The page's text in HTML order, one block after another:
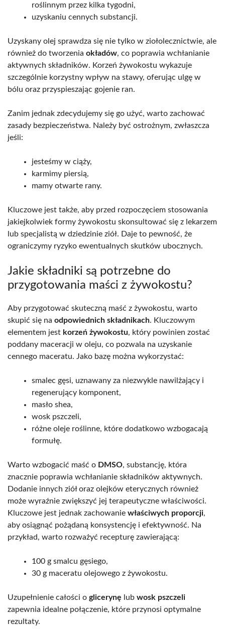
roślinnym przez kilka tygodni,
uzyskaniu cennych substancji.
Uzyskany olej sprawdza się nie tylko w ziołolecznictwie, ale
również do tworzenia okładów, co poprawia wchłanianie
aktywnych składników. Korzeń żywokostu wykazuje
szczególnie korzystny wpływ na stawy, oferując ulgę w
bólu oraz przyspieszając gojenie ran.
Zanim jednak zdecydujemy się go użyć, warto zachować
zasady bezpieczeństwa. Należy być ostrożnym, zwłaszcza
jeśli:
jesteśmy w ciąży,
karmimy piersią,
mamy otwarte rany.
Kluczowe jest także, aby przed rozpoczęciem stosowania
jakiejkolwiek formy żywokostu skonsultować się z lekarzem
lub specjalistą w dziedzinie ziół. Daje to pewność, że
ograniczymy ryzyko ewentualnych skutków ubocznych.
Jakie składniki są potrzebne do
przygotowania maści z żywokostu?
Aby przygotować skuteczną maść z żywokostu, warto
skupić się na odpowiednich składnikach. Kluczowym
elementem jest korzeń żywokostu, który powinien zostać
poddany maceracji w oleju, co pozwala na uzyskanie
cennego maceratu. Jako bazę można wykorzystać:
smalec gęsi, uznawany za niezwykle nawilżający i
regenerujący komponent,
masło shea,
wosk pszczeli,
różne oleje roślinne, które dodatkowo wzbogacają
formułę.
Warto wzbogacić maść o DMSO, substancję, która
znacznie poprawia wchłanianie składników aktywnych.
Dodanie innych ziół oraz olejków eterycznych również
może wyraźnie zwiększyć jej terapeutyczne właściwości.
Kluczowe jest jednak zachowanie właściwych proporcji,
aby osiągnąć pożądaną konsystencję i efektywność. Na
przykład, warto rozważyć recepturę zawierającą:
100 g smalcu gęsiego,
30 g maceratu olejowego z żywokostu.
Uzupełnienie całości o glicerynę lub wosk pszczeli
zapewnia idealne połączenie, które przynosi optymalne
rezultaty.